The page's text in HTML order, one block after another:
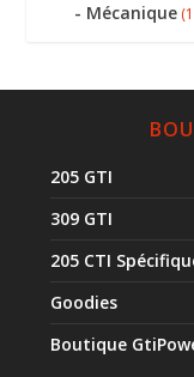
Mécanique
205 GTI
309 GTI
205 CTI
Goodies
Boutique